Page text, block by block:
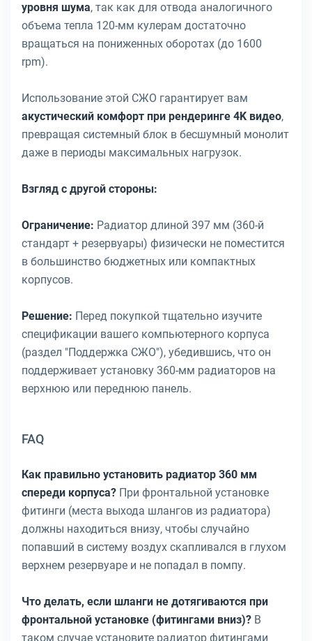
уровня шума, так как для отвода аналогичного
объема тепла 120-мм кулерам достаточно
вращаться на пониженных оборотах (до 1600
rpm).
Использование этой СЖО гарантирует вам
акустический комфорт при рендеринге 4K видео,
превращая системный блок в бесшумный монолит
даже в периоды максимальных нагрузок.
Взгляд с другой стороны:
Ограничение: Радиатор длиной 397 мм (360-й
стандарт + резервуары) физически не поместится
в большинство бюджетных или компактных
корпусов.
Решение: Перед покупкой тщательно изучите
спецификации вашего компьютерного корпуса
(раздел "Поддержка СЖО"), убедившись, что он
поддерживает установку 360-мм радиаторов на
верхнюю или переднюю панель.
FAQ
Как правильно установить радиатор 360 мм
спереди корпуса? При фронтальной установке
фитинги (места выхода шлангов из радиатора)
должны находиться внизу, чтобы случайно
попавший в систему воздух скапливался в глухом
верхнем резервуаре и не попадал в помпу.
Что делать, если шланги не дотягиваются при
фронтальной установке (фитингами вниз)? В
таком случае установите радиатор фитингами